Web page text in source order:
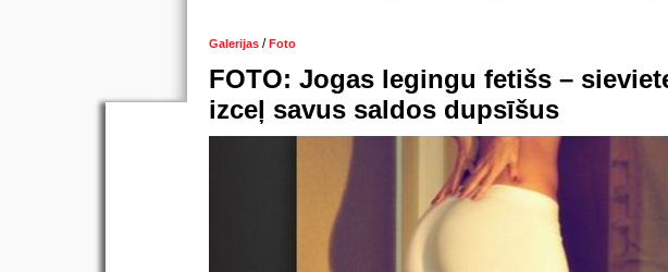
Galerijas /Foto
FOTO: Jogas legingu fetišs –
izceļ savus saldos dupsīšus